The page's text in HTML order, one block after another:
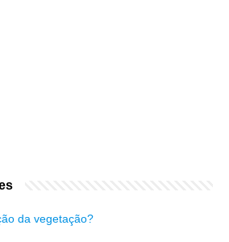
da vegetação?